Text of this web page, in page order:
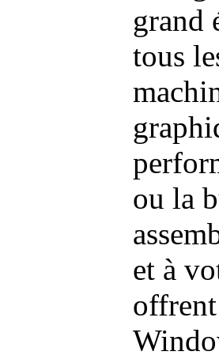
grand
tous
ou la
et à